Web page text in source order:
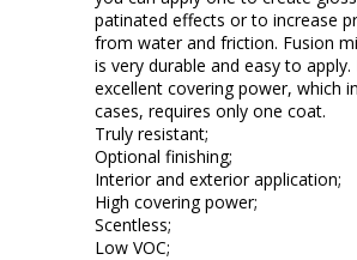
patinated effects or to increase
from water and friction. Fusion
is very durable and easy to
excellent covering power, which
cases, requires only one coat.
Truly resistant;
Optional finishing;
Interior and exterior application;
High covering power;
Scentless;
Low VOC;